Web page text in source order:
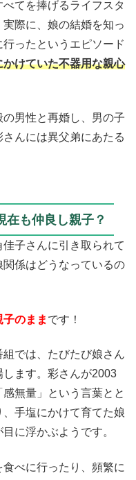
てを捧げるライフスタ
際に、娘の結婚を知っ
ったというエピソード
けていた不器用な親心
男性と再婚し、男の子
んには異父弟にあたる
在も仲良し親子？
子さんに引き取られて
係はどうなっているの
のまま です！
では、たびたび娘さん
ます。彩さんが2003
無量」という言葉とと
手塩にかけて育てた娘
に浮かぶようです。
べに行ったり、頻繁に